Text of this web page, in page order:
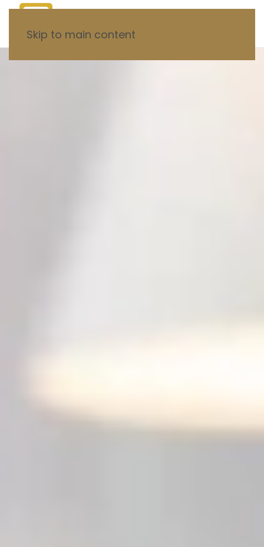
Skip to main content